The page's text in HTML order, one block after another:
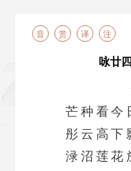
音 赏 译 注
咏廿
芒种看今
彤云高下
渌沼莲花